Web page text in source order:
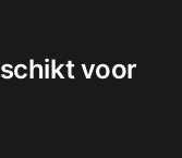
voor